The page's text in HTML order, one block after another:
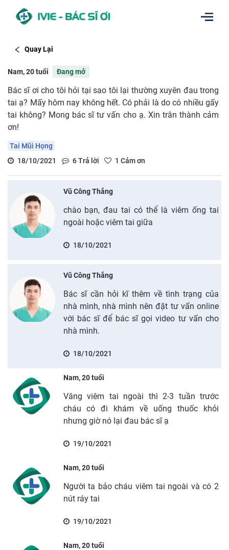
Quay Lại
Nam, 20 tuổi Đang mở
Bác sĩ ơi cho tôi hỏi tại sao tôi lại thường xuyên đau trong
tai ạ? Mấy hôm nay không hết. Có phải là do có nhiều gấy
tai không? Mong bác sĩ tư vấn cho ạ. Xin trân thành cảm
ơn!
Tai Mũi Họng
18/10/2021
6Trả lời 1 Cảm ơn
Vũ Công Thắng
chào bạn, đau tai có thể là viêm ống tai
ngoài hoặc viêm tai giữa
18/10/2021
Vũ Công Thắng
Bác sĩ cần hỏi kĩ thêm về tình trạng của
nhà mình, nhà mình nên đặt tư vấn online
với bác sĩ để bác sĩ gọi video tư vấn cho
nhà mình.
18/10/2021
Nam, 20 tuổi
Vâng viêm tai ngoài thì 2-3 tuần trước
cháu có đi khám về uống thuốc khỏi
nhưng giờ nó lại đau bác sĩ ạ
19/10/2021
Nam, 20 tuổi
Người ta bảo cháu viêm tai ngoài và có 2
nút ráy tai
19/10/2021
Nam, 20 tuổi